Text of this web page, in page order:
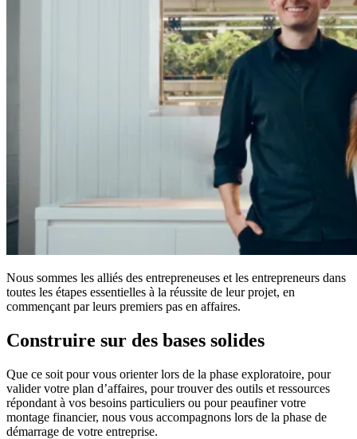
Nous sommes les alliés des entrepreneuses et les entrepreneurs dans
toutes les étapes essentielles à la réussite de leur projet, en
commençant par leurs premiers pas en affaires.
Construire sur des bases solides
Que ce soit pour vous orienter lors de la phase exploratoire, pour
valider votre plan d’affaires, pour trouver des outils et ressources
répondant à vos besoins particuliers ou pour peaufiner votre
montage financier, nous vous accompagnons lors de la phase de
démarrage de votre entreprise.